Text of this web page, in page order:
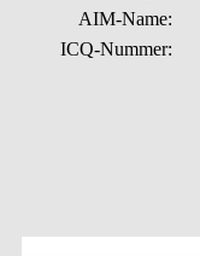
AIM-Name:
ICQ-Nummer: